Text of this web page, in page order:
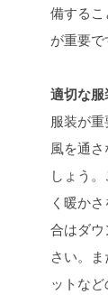
備する
が重要で
適切な服
服装が
風を通
しょう
く暖か
合はダ
さい。
ットな